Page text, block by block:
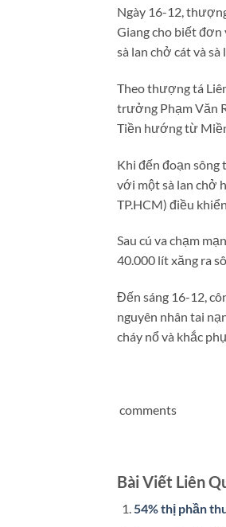
Ngày 16-12,
Giang cho biết đơn
sà lan chở cát và
Theo thượng tá
trưởng Phạm Văn
Tiền hướng từ Miền
Khi đến đoạn sông
với một sà lan chở
TP.HCM) điều
Sau cú va chạm
40.000 lít xăng ra
Đến sáng 16-12,
nguyên nhân tai
cháy nổ và khắc
comments
Bài Viết Liên
54% thị phần